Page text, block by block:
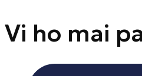
Vi ho mai